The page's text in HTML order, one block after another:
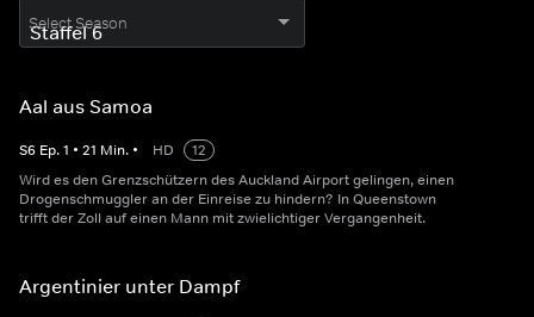
Select Season
Aal aus Samoa
S6 Ep.1 • 21 Min. • HD
12
Wird es den Grenzschützern des Auckland Airport gelingen, einen
Drogenschmuggler an der Einreise zu hindern? In Queenstown
trifft der Zoll auf einen Mann mit zwielichtiger Vergangenheit.
Argentinier unter Dampf